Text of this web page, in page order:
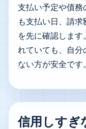
支払い予定や債務
も支払い日、請
を先に確認しま
れていても、自分
ない方が安全です
信用しすぎ